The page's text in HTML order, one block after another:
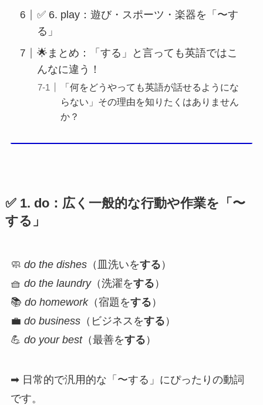
✅ 6. play：遊び・スポーツ・楽器を「〜す
る」
🌟まとめ：「する」と言っても英語ではこ
んなに違う！
「何をどうやっても英語が話せるようにな
らない」その理由を知りたくはありません
か？
✅ 1. do：広く一般的な行動や作業を「〜
する」
🧼 do the dishes（皿洗いをする ）
🧺 do the laundry（洗濯をする ）
📚 do homework（宿題をする ）
💼 do business（ビジネスをする ）
💪 do your best（最善をする ）
➡ 日常的で汎用的な「〜する」にぴったりの動詞
です。